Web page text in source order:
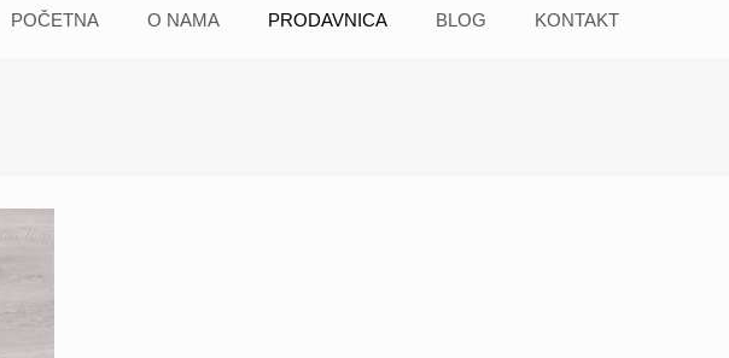
POČETNA O NAMA PRODAVNICA BLOG KONTAKT